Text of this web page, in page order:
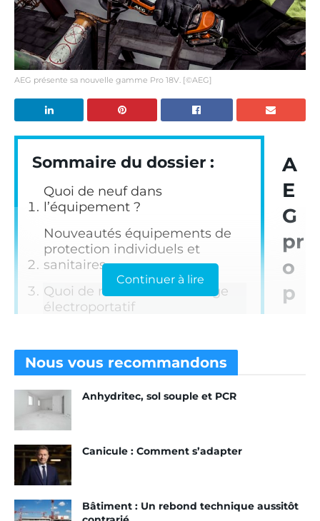
AEG présente sa nouvelle gamme Pro 18V. [©AEG]
Sommaire du dossier :
Quoi de neuf dans
l’équipement ?
Nouveautés équipements de
protection individuels et
sanitaires
Quoi de neuf dans l’outillage
électroportatif
à chapes
Quoi de neuf dans les
accessoires ?
A
E
G
pr
o
p
nouvelle gamme Pro 18
La nouvelle gamme Pro 18V AEG veut redéfinir les
standards d’autonomie et de performance des
machines pour les travaux de gros œuvre. Elle est
Continuer à lire
Nous vous recommandons
Anhydritec, sol souple et PCR
Canicule : Comment s’adapter
Bâtiment : Un rebond technique aussitôt